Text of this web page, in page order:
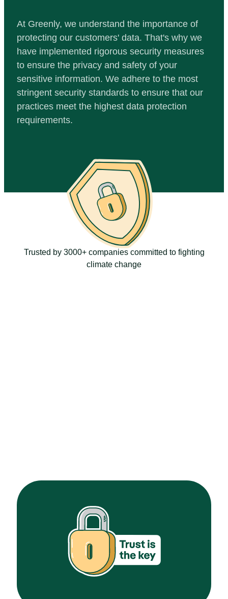
At Greenly, we understand the importance of
protecting our customers' data. That's why we
have implemented rigorous security measures
to ensure the privacy and safety of your
sensitive information. We adhere to the most
stringent security standards to ensure that our
practices meet the highest data protection
requirements.
Trusted by 3000+ companies committed to fighting
climate change